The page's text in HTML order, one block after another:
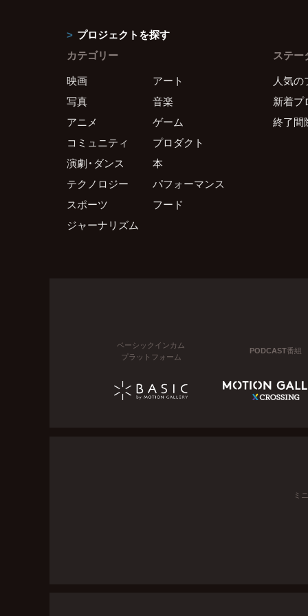
プロジェクトを探す
カテゴリー
映画
アート
写真
音楽
アニメ
ゲーム
コミュニティ
プロダクト
演劇・ダンス
本
テクノロジー
パフォーマンス
スポーツ
フード
ジャーナリズム
ステー
人気の
新着プ
終了間
ベーシックインカム
プラットフォーム
PODCAST番組
ミ